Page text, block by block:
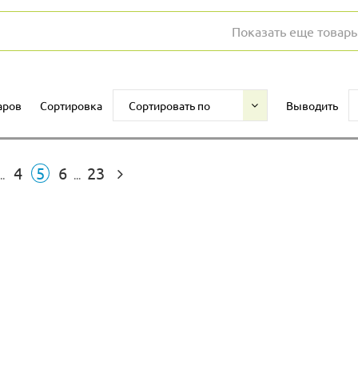
Показать еще
Сортировка Сортировать по Выводить
4 5 6 ... 23